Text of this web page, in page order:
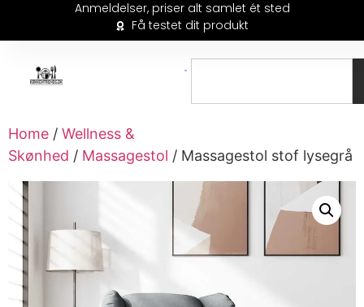
Anmeldelser, priser alt samlet ét sted
Få testet dit produkt
Home / Wellness &
Skønhed / Massagestol / Massagestol stof lysegrå